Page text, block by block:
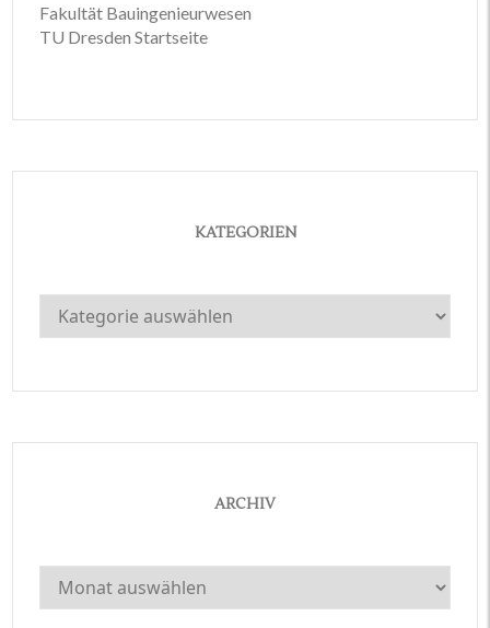
Fakultät Bauingenieurwesen
TU Dresden Startseite
KATEGORIEN
Kategorien
ARCHIV
Archiv